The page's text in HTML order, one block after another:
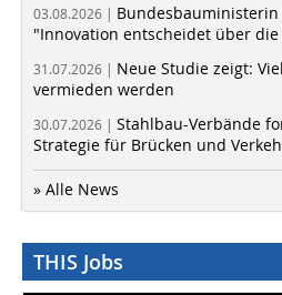
03.08.2026 | Bundesbauministerin
"Innovation entscheidet über
31.07.2026 | Neue Studie zeigt:
vermieden werden
30.07.2026 | Stahlbau-Verbände
Strategie für Brücken und
» Alle News
THIS Jobs